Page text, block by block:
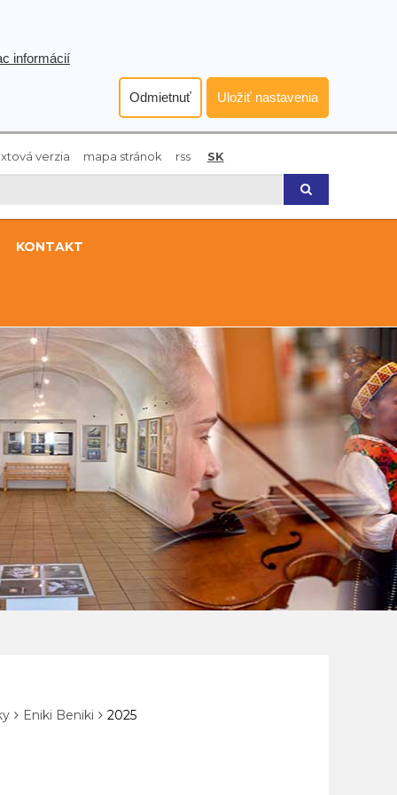
informácií
Odmietnuť Uložiť nastavenia
verzia mapa stránok rss SK
KONTAKT
Eniki Beniki 2025